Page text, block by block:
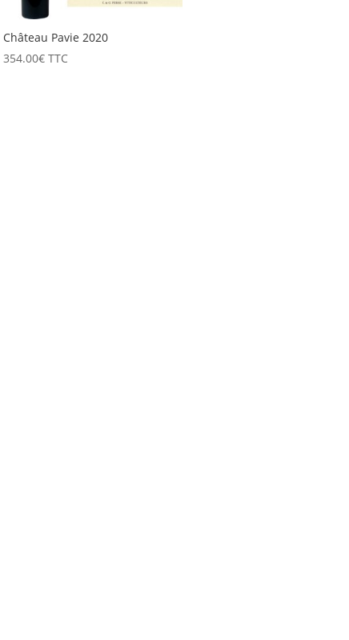
Château Pavie 2020
354.00€ TTC